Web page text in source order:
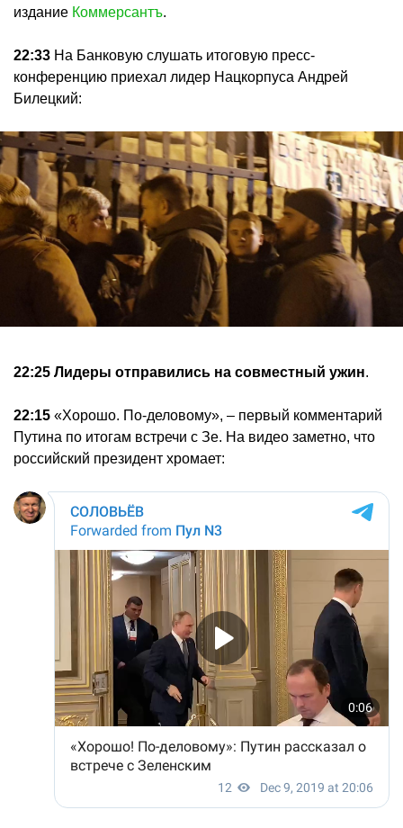
издание Коммерсантъ.
22:33 На Банковую слушать итоговую пресс-
конференцию приехал лидер Нацкорпуса Андрей
Билецкий:
22:25 Лидеры отправились на совместный ужин.
22:15 «Хорошо. По-деловому», – первый комментарий
Путина по итогам встречи с Зе. На видео заметно, что
российский президент хромает: